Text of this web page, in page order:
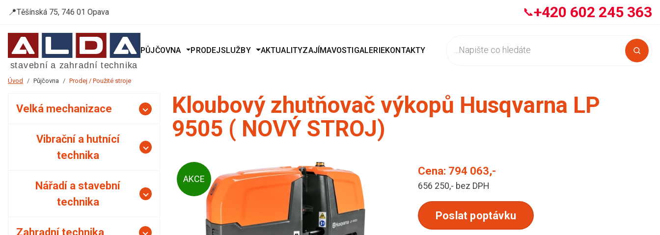
📍Těšínská 75, 746 01 Opava 📞+420 602 245 363
PŮJČOVNA PRODEJSLUŽBY AKTUALITYZAJÍMAVOSTIGALERIEKONTAKTY
Úvod Půjčovna Prodej / Použité stroje
Velká mechanizace
Vibrační a hutnící
technika
Nářadí a stavební
technika
Zahradní technika
Kloubový zhutňovač výkopů Husqvarna LP
9505 ( NOVÝ STROJ)
AKCE
Cena: 794 063,-
656 250,- bez DPH
Poslat poptávku